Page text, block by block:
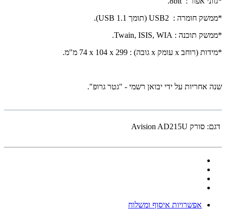
*ממשק חומרה : USB2 (תומך .(USB 1.1
*ממשק תוכנה : Twain, ISIS, WIA
.
*מידות (רוחב x עומק x גובה) : 74 x 104 x 299 מ"מ.
שנה אחריות על ידי יבואן רשמי - "גטר גרופ".
דגם: סורק Avision AD215U
אפשרויות איסוף ומשלוח